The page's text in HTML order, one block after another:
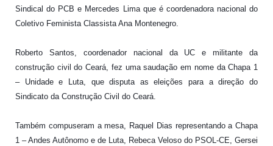
Sindical do PCB e Mercedes Lima que é coordenadora nacional do
Coletivo Feminista Classista Ana Montenegro.
Roberto Santos, coordenador nacional da UC e militante da
construção civil do Ceará, fez uma saudação em nome da Chapa 1
– Unidade e Luta, que disputa as eleições para a direção do
Sindicato da Construção Civil do Ceará.
Também compuseram a mesa, Raquel Dias representando a Chapa
1 – Andes Autônomo e de Luta, Rebeca Veloso do PSOL-CE, Gersei